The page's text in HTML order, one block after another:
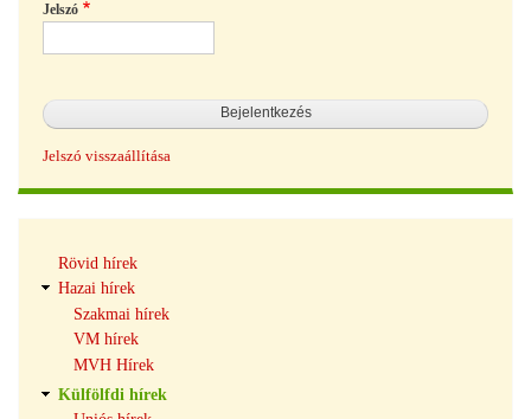
Jelszó
Jelszó visszaállítása
navigáció
Rövid hírek
Hazai hírek
Szakmai hírek
VM hírek
MVH Hírek
Külfölfdi hírek